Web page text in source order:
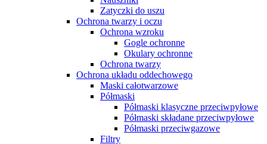
Zatyczki do uszu
Ochrona twarzy i oczu
Ochrona wzroku
Gogle ochronne
Okulary ochronne
Ochrona twarzy
Ochrona układu oddechowego
Maski całotwarzowe
Półmaski
Półmaski klasyczne przeciwpyłowe
Półmaski składane przeciwpyłowe
Półmaski przeciwgazowe
Filtry